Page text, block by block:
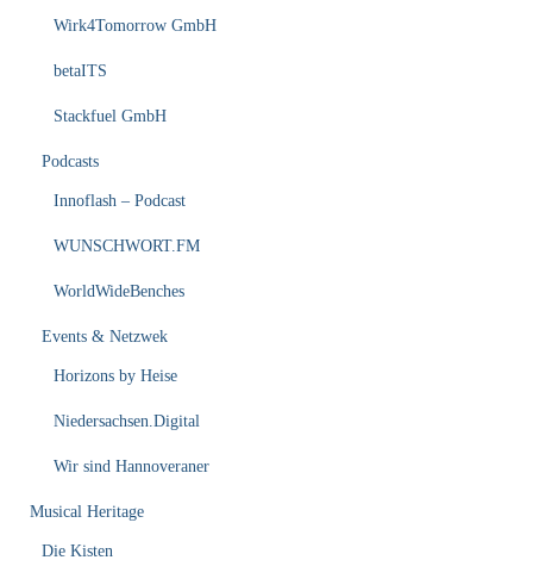
Wirk4Tomorrow GmbH
betaITS
Stackfuel GmbH
Podcasts
Innoflash – Podcast
WUNSCHWORT.FM
WorldWideBenches
Events & Netzwek
Horizons by Heise
Niedersachsen.Digital
Wir sind Hannoveraner
Musical Heritage
Die Kisten